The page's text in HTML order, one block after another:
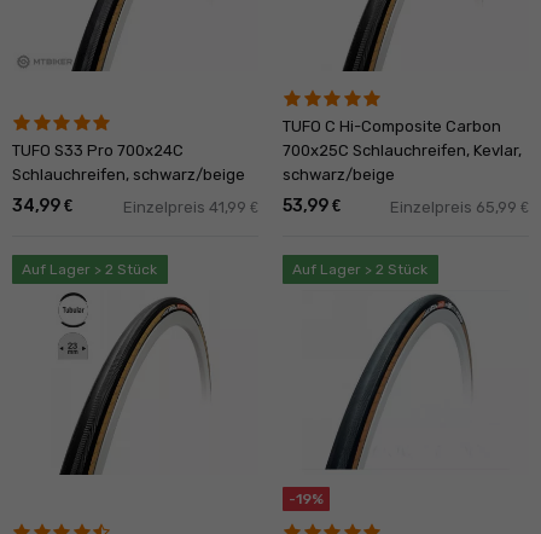
TUFO S33 Pro 700x24C
Schlauchreifen, schwarz/beige
34,99 € Einzelpreis 41,99 €
TUFO C Hi-Composite Carbon
700x25C Schlauchreifen, Kevlar,
schwarz/beige
53,99 € Einzelpreis 65,99 €
Auf Lager > 2 Stück Auf Lager > 2 Stück
-19%